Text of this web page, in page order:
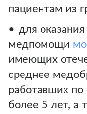
пациентам из
для
медпомощи
имеющих
среднее
работавших по
более 5 лет, а